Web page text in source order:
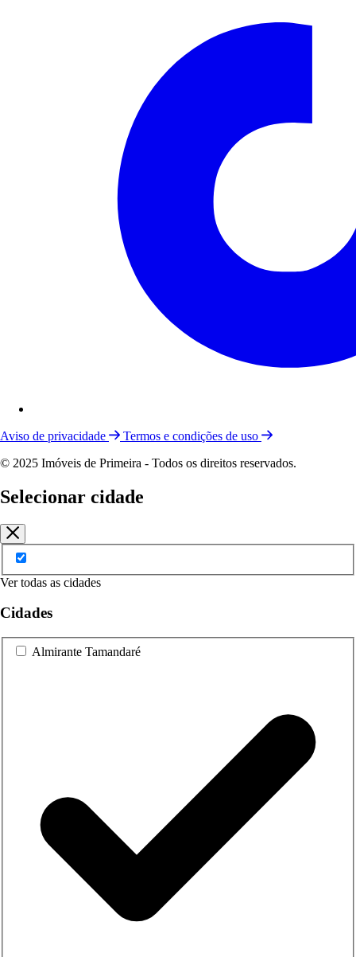
Aviso de privacidade
Termos e condições de uso
© 2025 Imóveis de Primeira - Todos os direitos reservados.
Selecionar cidade
Ver todas as cidades
Cidades
Almirante Tamandaré